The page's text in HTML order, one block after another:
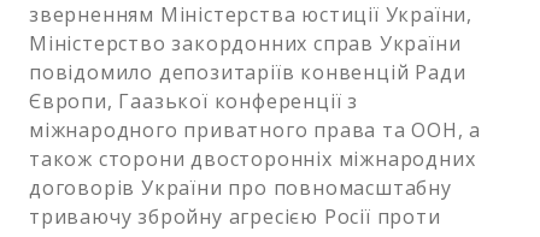
зверненням Міністерства юстиції України,
Міністерство закордонних справ України
повідомило депозитаріїв конвенцій Ради
Європи, Гаазької конференції з
міжнародного приватного права та ООН, а
також сторони двосторонніх міжнародних
договорів України про повномасштабну
триваючу збройну агресією Росії проти